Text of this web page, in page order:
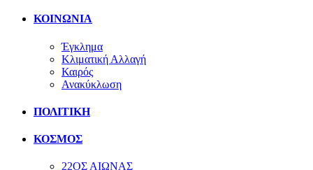
ΚΟΙΝΩΝΙΑ
Έγκλημα
Κλιματική Αλλαγή
Καιρός
Ανακύκλωση
ΠΟΛΙΤΙΚΗ
ΚΟΣΜΟΣ
22ΟΣ ΑΙΩΝΑΣ